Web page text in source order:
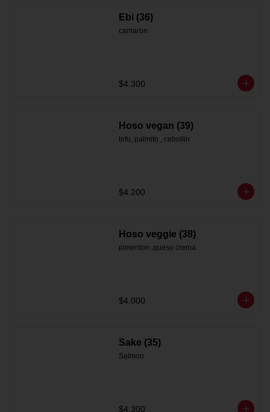
Ebi (36)
camaron
$4.300
Hoso vegan (39)
tofu, palmito , cebollin
$4.200
Hoso veggie (38)
pimenton ,queso crema
$4.000
Sake (35)
Salmon
$4.300